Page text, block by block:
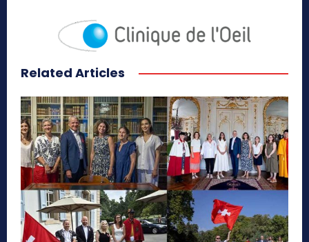
Related Articles